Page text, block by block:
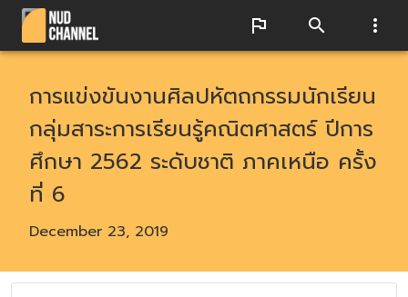
การแข่งขันงานศิลปหัตถกรรมนักเรียน
กลุ่มสาระการเรียนรู้คณิตศาสตร์ ปีการ
ศึกษา 2562 ระดับชาติ ภาคเหนือ ครั้ง
ที่ 6
December 23, 2019